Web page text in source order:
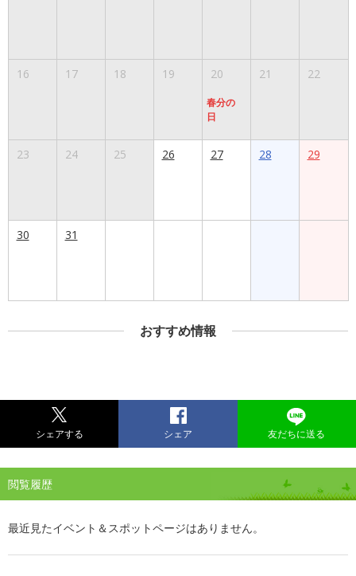
16 17 18 19 20
春分の
日
21 22
23 24 25 26 27 28 29
30 31
おすすめ情報
シェアする シェア 友だちに送る
閲覧履歴
最近見たイベント＆スポットページはありません。